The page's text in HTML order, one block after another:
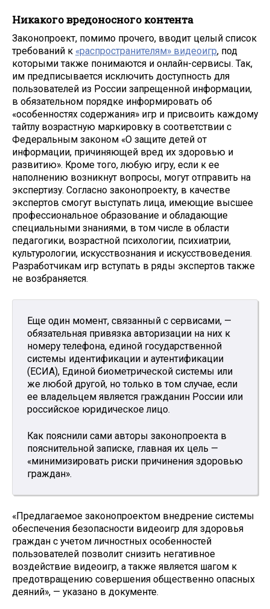
Никакого вредоносного контента
Законопроект, помимо прочего, вводит целый список
требований к «распространителям» видеоигр, под
которыми также понимаются и онлайн-сервисы. Так,
им предписывается исключить доступность для
пользователей из России запрещенной информации,
в обязательном порядке информировать об
«особенностях содержания» игр и присвоить каждому
тайтлу возрастную маркировку в соответствии с
Федеральным законом «О защите детей от
информации, причиняющей вред их здоровью и
развитию». Кроме того, любую игру, если к ее
наполнению возникнут вопросы, могут отправить на
экспертизу. Согласно законопроекту, в качестве
экспертов смогут выступать лица, имеющие высшее
профессиональное образование и обладающие
специальными знаниями, в том числе в области
педагогики, возрастной психологии, психиатрии,
культурологии, искусствознания и искусствоведения.
Разработчикам игр вступать в ряды экспертов также
не возбраняется.
Еще один момент, связанный с сервисами, —
обязательная привязка авторизации на них к
номеру телефона, единой государственной
системы идентификации и аутентификации
(ЕСИА), Единой биометрической системы или
же любой другой, но только в том случае, если
ее владельцем является гражданин России или
российское юридическое лицо.
Как пояснили сами авторы законопроекта в
пояснительной записке, главная их цель —
«минимизировать риски причинения здоровью
граждан».
«Предлагаемое законопроектом внедрение системы
обеспечения безопасности видеоигр для здоровья
граждан с учетом личностных особенностей
пользователей позволит снизить негативное
воздействие видеоигр, а также является шагом к
предотвращению совершения общественно опасных
деяний», — указано в документе.